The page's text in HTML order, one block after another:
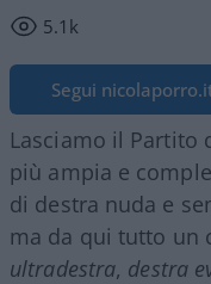
5.1k
Segui
Lasciamo il Partito
più ampia e
di destra nuda e
ma da qui tutto un
ultradestra, destra